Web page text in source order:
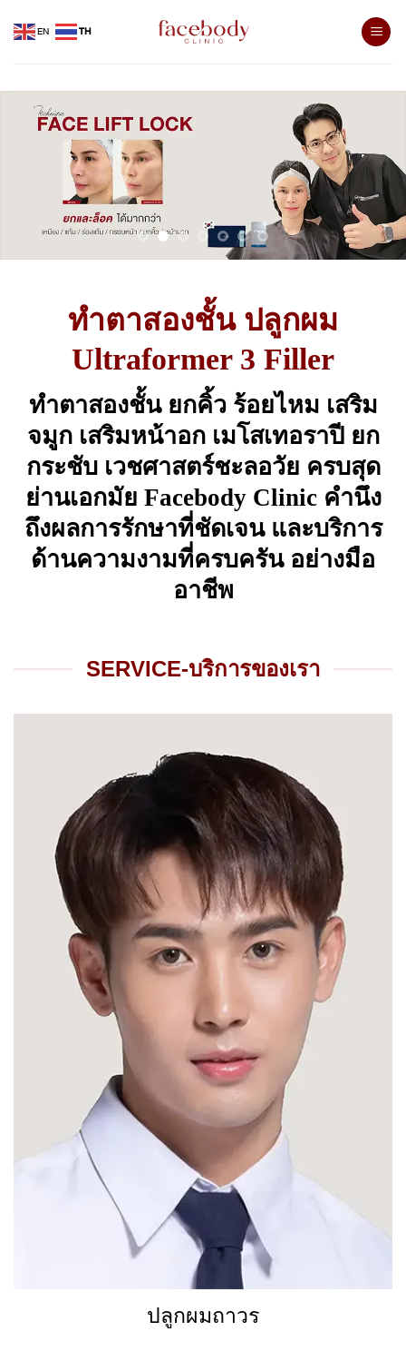
EN TH
ทำตาสองชั้น ปลูกผม
Ultraformer 3 Filler
ทำตาสองชั้น ยกคิ้ว ร้อยไหม เสริม
จมูก เสริมหน้าอก เมโสเทอราปี ยก
กระชับ เวชศาสตร์ชะลอวัย ครบสุด
ย่านเอกมัย Facebody Clinic คำนึง
ถึงผลการรักษาที่ชัดเจน และบริการ
ด้านความงามที่ครบครัน อย่างมือ
อาชีพ
SERVICE-บริการของเรา
ปลูกผมถาวร